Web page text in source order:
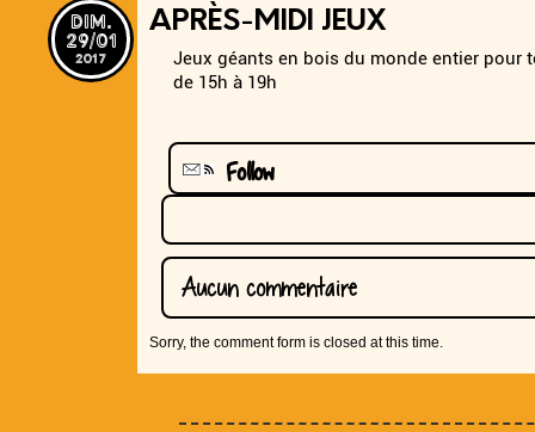
dim.
29/01
2017
APRÈS-MIDI JEUX
Jeux géants en bois du monde entier pour
de 15h à 19h
Follow
Aucun commentaire
Sorry, the comment form is closed at this time.